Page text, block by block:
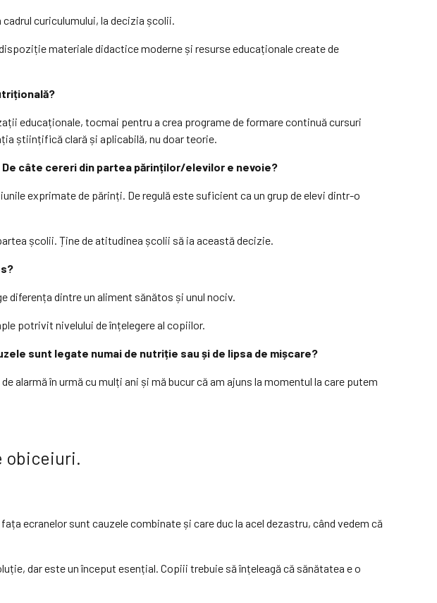
curiculumului, la decizia școlii.
materiale didactice moderne și resurse educaționale create de
educaționale, tocmai pentru a crea programe de formare continuă cursuri
științifică clară și aplicabilă, nu doar teorie.
câte cereri din partea părinților/elevilor e nevoie?
exprimate de părinți. De regulă este suficient ca un grup de elevi dintr-o
școlii. Ține de atitudinea școlii să ia această decizie.
diferența dintre un aliment sănătos și unul nociv.
potrivit nivelului de înțelegere al copiilor.
sunt legate numai de nutriție sau și de lipsa de mișcare?
alarmă în urmă cu mulți ani și mă bucur că am ajuns la momentul la care putem
obiceiuri.
ecranelor sunt cauzele combinate și care duc la acel dezastru, când vedem că
dar este un început esențial. Copiii trebuie să înțeleagă că sănătatea e o